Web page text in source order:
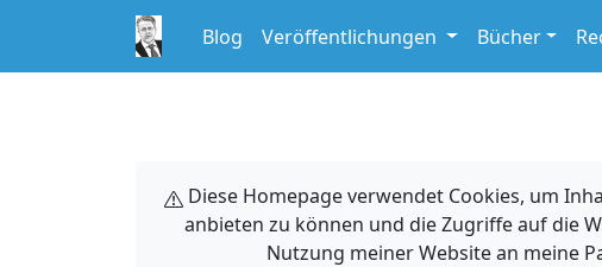
Blog Veröffentlichungen Bücher
Diese Homepage verwendet Cookies, um
anbieten zu können und die Zugriffe auf die
Nutzung meiner Website an meine